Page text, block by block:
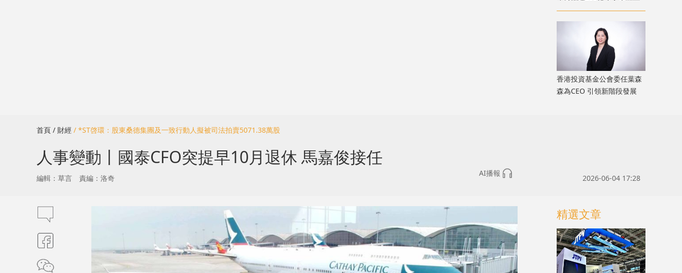
香港投資基金公會委任葉森
森為CEO 引領新階段發展
首頁 / 財經 / *ST啓環：股東桑德集團及一致行動人擬被司法拍賣5071.38萬股
人事變動丨國泰CFO突提早10月退休 馬嘉俊接任
AI播報
編輯：草言 責編：洛奇 2026-06-04 17:28
精選文章